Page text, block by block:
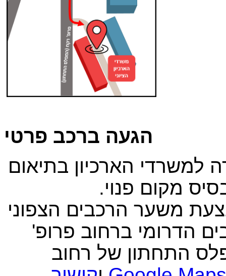
הגעה ברכב פרטי
למשרדי הארכיון בתיאום
משער הרכבים הצפוני
הדרומי ברחוב פרופ'
התחתון של רחוב